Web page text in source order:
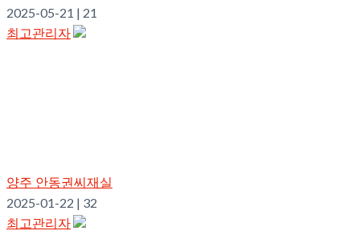
2025-05-21 | 21
최고관리자
양주 안동권씨재실
2025-01-22 | 32
최고관리자